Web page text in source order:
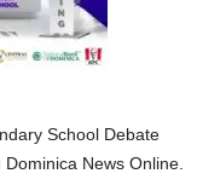
School Debate
News Online.